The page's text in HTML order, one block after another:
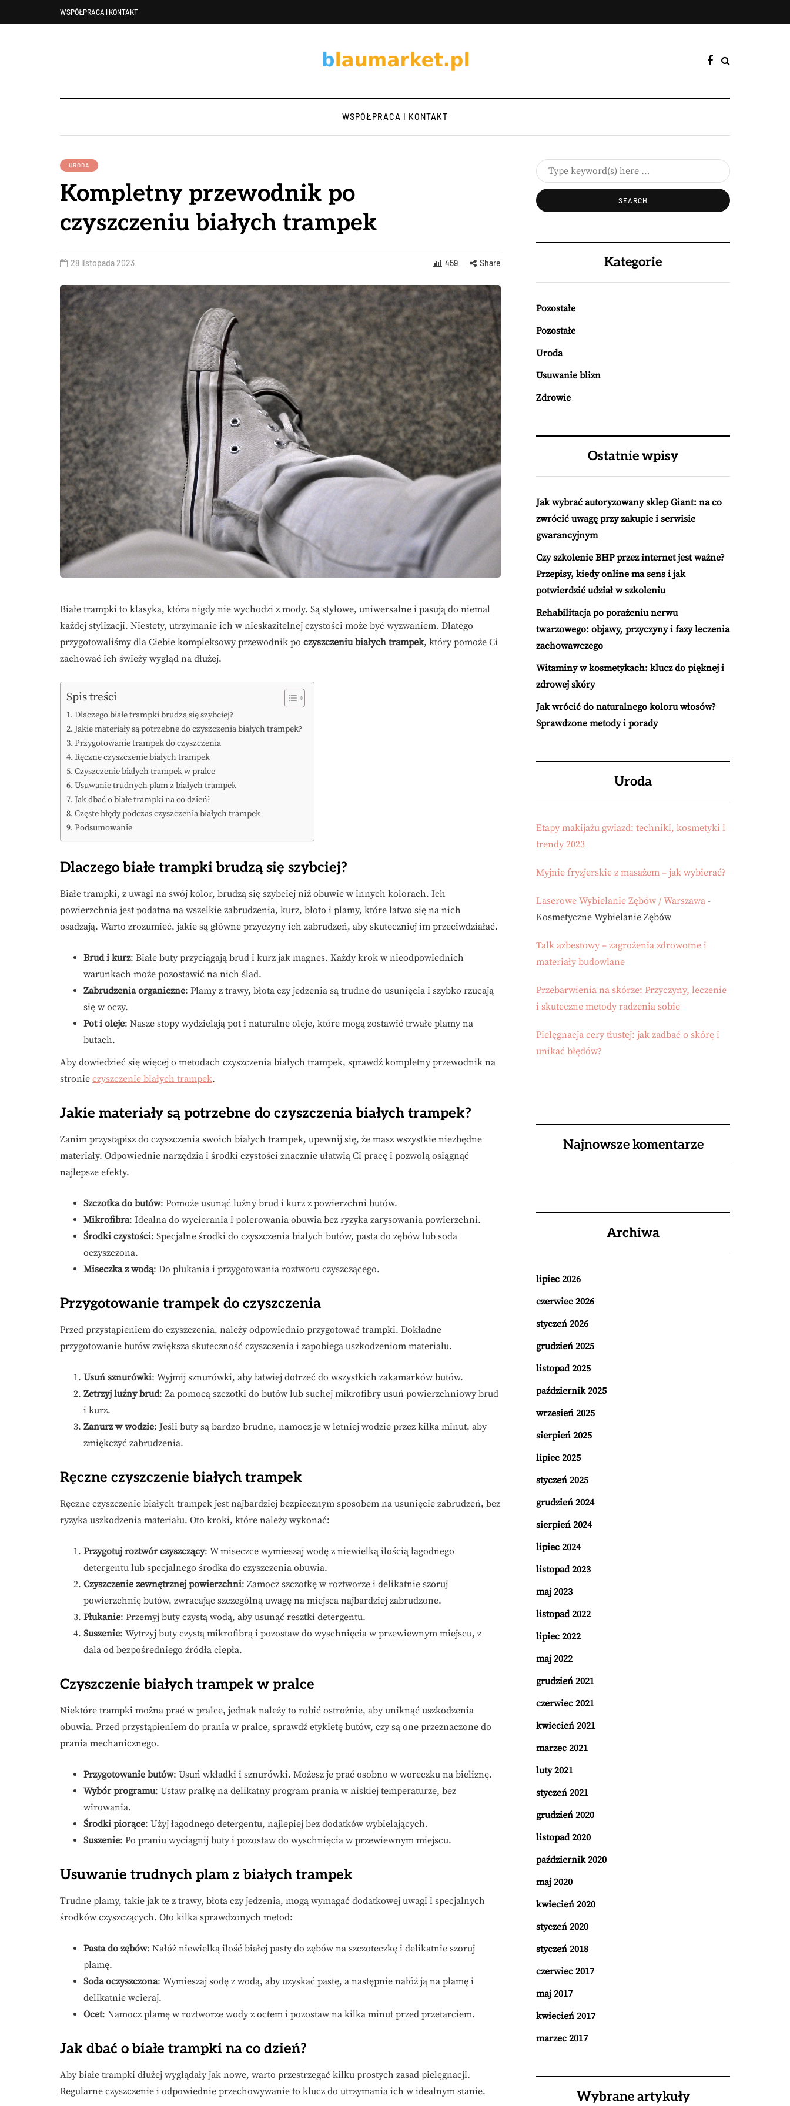
WSPÓŁPRACA I KONTAKT
WSPÓŁPRACA I KONTAKT
URODA
Kompletny przewodnik po
czyszczeniu białych trampek
28 listopada 2023 459 Share
Białe trampki to klasyka, która nigdy nie wychodzi z mody. Są stylowe, uniwersalne i pasują do niemal
każdej stylizacji. Niestety, utrzymanie ich w nieskazitelnej czystości może być wyzwaniem. Dlatego
przygotowaliśmy dla Ciebie kompleksowy przewodnik po czyszczeniu białych trampek, który pomoże Ci
zachować ich świeży wygląd na dłużej.
Spis treści
Dlaczego białe trampki brudzą się szybciej?
Jakie materiały są potrzebne do czyszczenia białych trampek?
Przygotowanie trampek do czyszczenia
Ręczne czyszczenie białych trampek
Czyszczenie białych trampek w pralce
Usuwanie trudnych plam z białych trampek
Jak dbać o białe trampki na co dzień?
Częste błędy podczas czyszczenia białych trampek
Podsumowanie
Dlaczego białe trampki brudzą się szybciej?
Białe trampki, z uwagi na swój kolor, brudzą się szybciej niż obuwie w innych kolorach. Ich
powierzchnia jest podatna na wszelkie zabrudzenia, kurz, błoto i plamy, które łatwo się na nich
osadzają. Warto zrozumieć, jakie są główne przyczyny ich zabrudzeń, aby skuteczniej im przeciwdziałać.
Brud i kurz: Białe buty przyciągają brud i kurz jak magnes. Każdy krok w nieodpowiednich
warunkach może pozostawić na nich ślad.
Zabrudzenia organiczne: Plamy z trawy, błota czy jedzenia są trudne do usunięcia i szybko rzucają
się w oczy.
Pot i oleje: Nasze stopy wydzielają pot i naturalne oleje, które mogą zostawić trwałe plamy na
butach.
Aby dowiedzieć się więcej o metodach czyszczenia białych trampek, sprawdź kompletny przewodnik na
stronie czyszczenie białych trampek.
Jakie materiały są potrzebne do czyszczenia białych trampek?
Zanim przystąpisz do czyszczenia swoich białych trampek, upewnij się, że masz wszystkie niezbędne
materiały. Odpowiednie narzędzia i środki czystości znacznie ułatwią Ci pracę i pozwolą osiągnąć
najlepsze efekty.
Szczotka do butów: Pomoże usunąć luźny brud i kurz z powierzchni butów.
Mikrofibra: Idealna do wycierania i polerowania obuwia bez ryzyka zarysowania powierzchni.
Środki czystości: Specjalne środki do czyszczenia białych butów, pasta do zębów lub soda
oczyszczona.
Miseczka z wodą: Do płukania i przygotowania roztworu czyszczącego.
Przygotowanie trampek do czyszczenia
Przed przystąpieniem do czyszczenia, należy odpowiednio przygotować trampki. Dokładne
przygotowanie butów zwiększa skuteczność czyszczenia i zapobiega uszkodzeniom materiału.
Usuń sznurówki: Wyjmij sznurówki, aby łatwiej dotrzeć do wszystkich zakamarków butów.
Zetrzyj luźny brud: Za pomocą szczotki do butów lub suchej mikrofibry usuń powierzchniowy brud
i kurz.
Zanurz w wodzie: Jeśli buty są bardzo brudne, namocz je w letniej wodzie przez kilka minut, aby
zmiękczyć zabrudzenia.
Ręczne czyszczenie białych trampek
Ręczne czyszczenie białych trampek jest najbardziej bezpiecznym sposobem na usunięcie zabrudzeń, bez
ryzyka uszkodzenia materiału. Oto kroki, które należy wykonać:
Przygotuj roztwór czyszczący: W miseczce wymieszaj wodę z niewielką ilością łagodnego
detergentu lub specjalnego środka do czyszczenia obuwia.
Czyszczenie zewnętrznej powierzchni: Zamocz szczotkę w roztworze i delikatnie szoruj
powierzchnię butów, zwracając szczególną uwagę na miejsca najbardziej zabrudzone.
Płukanie: Przemyj buty czystą wodą, aby usunąć resztki detergentu.
Suszenie: Wytrzyj buty czystą mikrofibrą i pozostaw do wyschnięcia w przewiewnym miejscu, z
dala od bezpośredniego źródła ciepła.
Czyszczenie białych trampek w pralce
Niektóre trampki można prać w pralce, jednak należy to robić ostrożnie, aby uniknąć uszkodzenia
obuwia. Przed przystąpieniem do prania w pralce, sprawdź etykietę butów, czy są one przeznaczone do
prania mechanicznego.
Przygotowanie butów: Usuń wkładki i sznurówki. Możesz je prać osobno w woreczku na bieliznę.
Wybór programu: Ustaw pralkę na delikatny program prania w niskiej temperaturze, bez
wirowania.
Środki piorące: Użyj łagodnego detergentu, najlepiej bez dodatków wybielających.
Suszenie: Po praniu wyciągnij buty i pozostaw do wyschnięcia w przewiewnym miejscu.
Usuwanie trudnych plam z białych trampek
Trudne plamy, takie jak te z trawy, błota czy jedzenia, mogą wymagać dodatkowej uwagi i specjalnych
środków czyszczących. Oto kilka sprawdzonych metod:
Pasta do zębów: Nałóż niewielką ilość białej pasty do zębów na szczoteczkę i delikatnie szoruj
plamę.
Soda oczyszczona: Wymieszaj sodę z wodą, aby uzyskać pastę, a następnie nałóż ją na plamę i
delikatnie wcieraj.
Ocet: Namocz plamę w roztworze wody z octem i pozostaw na kilka minut przed przetarciem.
Jak dbać o białe trampki na co dzień?
Aby białe trampki dłużej wyglądały jak nowe, warto przestrzegać kilku prostych zasad pielęgnacji.
Regularne czyszczenie i odpowiednie przechowywanie to klucz do utrzymania ich w idealnym stanie.
Kategorie
Pozostałe
Pozostałe
Uroda
Usuwanie blizn
Zdrowie
Ostatnie wpisy
Jak wybrać autoryzowany sklep Giant: na co
zwrócić uwagę przy zakupie i serwisie
gwarancyjnym
Czy szkolenie BHP przez internet jest ważne?
Przepisy, kiedy online ma sens i jak
potwierdzić udział w szkoleniu
Rehabilitacja po porażeniu nerwu
twarzowego: objawy, przyczyny i fazy leczenia
zachowawczego
Witaminy w kosmetykach: klucz do pięknej i
zdrowej skóry
Jak wrócić do naturalnego koloru włosów?
Sprawdzone metody i porady
Uroda
Etapy makijażu gwiazd: techniki, kosmetyki i
trendy 2023
Myjnie fryzjerskie z masażem – jak wybierać?
Laserowe Wybielanie Zębów / Warszawa -
Kosmetyczne Wybielanie Zębów
Talk azbestowy – zagrożenia zdrowotne i
materiały budowlane
Przebarwienia na skórze: Przyczyny, leczenie
i skuteczne metody radzenia sobie
Pielęgnacja cery tłustej: jak zadbać o skórę i
unikać błędów?
Najnowsze komentarze
Archiwa
lipiec 2026
czerwiec 2026
styczeń 2026
grudzień 2025
listopad 2025
październik 2025
wrzesień 2025
sierpień 2025
lipiec 2025
styczeń 2025
grudzień 2024
sierpień 2024
lipiec 2024
listopad 2023
maj 2023
listopad 2022
lipiec 2022
maj 2022
grudzień 2021
czerwiec 2021
kwiecień 2021
marzec 2021
luty 2021
styczeń 2021
grudzień 2020
listopad 2020
październik 2020
maj 2020
kwiecień 2020
styczeń 2020
styczeń 2018
czerwiec 2017
maj 2017
kwiecień 2017
marzec 2017
Wybrane artykuły